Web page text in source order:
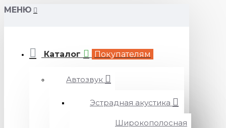
МЕНЮ
Каталог Покупателям
Автозвук
Эстрадная акустика
Широкополосная